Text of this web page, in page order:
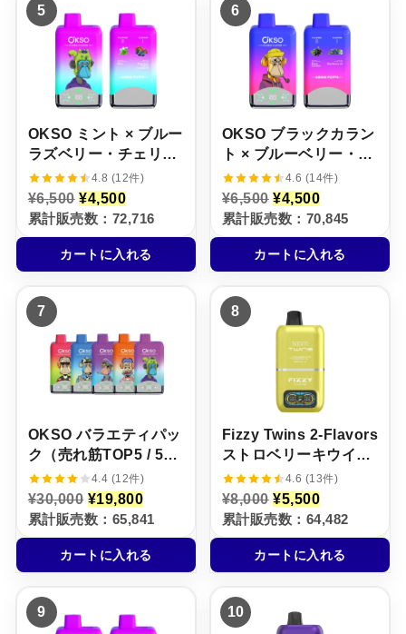
5
0
0
で
し
た
。
,
5
0
0
で
す
5
0
0
で
し
た
。
,
5
0
0
で
す
5
OKSO ミント × ブルー
ラズベリー・チェリ
ー・クランベリー【ニ
コパフ】5%
4.8 (12件)
¥6,500 元
の
価
格
は
¥
0
で
し
た
¥4,500現
在
の
価
格
は
0
0
で
す
累計販売数：72,716
カートに入れる
6
OKSO ブラックカラン
ト × ブルーベリー・ア
イス【ニコパフ】5%
4.6 (14件)
¥6,500 元
の
価
格
は
¥
0
し
た
。
¥4,500現
在
の
価
格
は
5
で
。
累計販売数：70,845
カートに入れる
7
OKSO バラエティパッ
ク（売れ筋TOP5 / 5本
セット） 4.4 (12件)
¥30,000 元
の
価
格
は
¥
0
¥19,800現
在
の
価
格
は
,
累計販売数：65,841
カートに入れる
8
Fizzy Twins 2‑Flavors
ストロベリーキウイザ
クロ＆レッドブル【ニ
コパフ】5%
4.6 (13件)
¥8,000 元
の
価
格
は
¥
0
¥5,500現
在
の
価
格
は
5
累計販売数：64,482
カートに入れる
9 10